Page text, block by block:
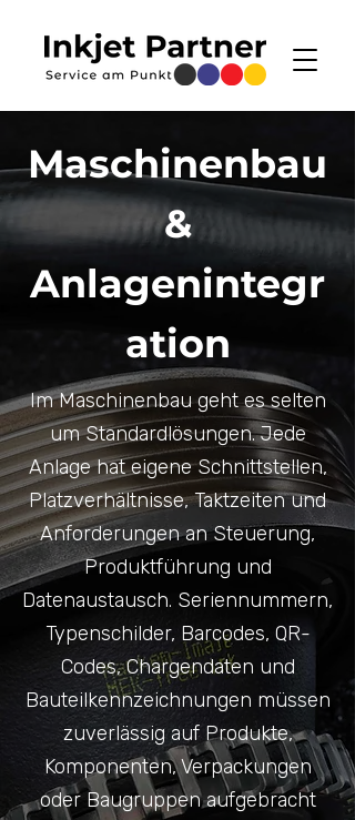
Maschinenbau
&
Anlagenintegr
ation
Im Maschinenbau geht es selten
um Standardlösungen. Jede
Anlage hat eigene Schnittstellen,
Platzverhältnisse, Taktzeiten und
Anforderungen an Steuerung,
Produktführung und
Datenaustausch. Seriennummern,
Typenschilder, Barcodes, QR-
Codes, Chargendaten und
Bauteilkennzeichnungen müssen
zuverlässig auf Produkte,
Komponenten, Verpackungen
oder Baugruppen aufgebracht